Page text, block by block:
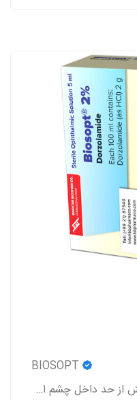
دورزولامید برای کاهش فشار بیش از حد داخل چشم استفاده می شود.